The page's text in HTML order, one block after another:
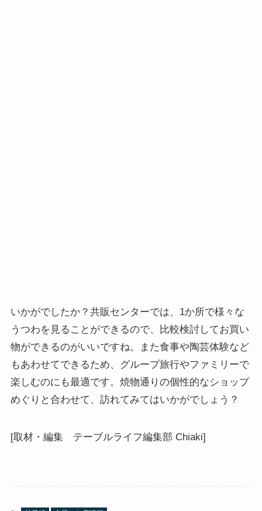
いかがでしたか？共販センターでは、1か所で様々な
うつわを見ることができるので、比較検討してお買い
物ができるのがいいですね。また食事や陶芸体験など
もあわせてできるため、グループ旅行やファミリーで
楽しむのにも最適です。焼物通りの個性的なショップ
めぐりと合わせて、訪れてみてはいかがでしょう？
[取材・編集 テーブルライフ編集部 Chiaki]